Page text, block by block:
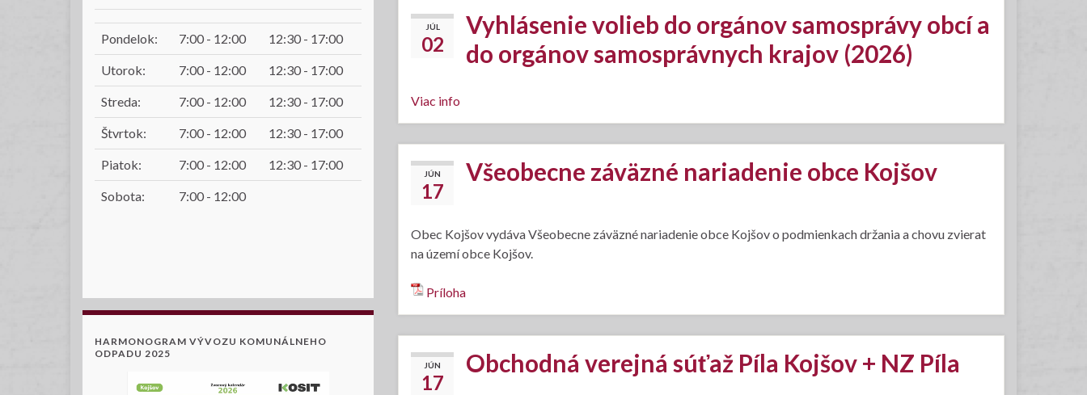
JÚL
02
Vyhlásenie volieb do orgánov samosprávy obcí a
do orgánov samosprávnych krajov (2026)
Viac info
JÚN
17
Všeobecne záväzné nariadenie obce Kojšov
Obec Kojšov vydáva Všeobecne záväzné nariadenie obce Kojšov o podmienkach držania a chovu zvierat
na území obce Kojšov.
Príloha
JÚN
17
Obchodná verejná súťaž Píla Kojšov + NZ Píla
Pondelok: 7:00 - 12:00 12:30 - 17:00
Utorok: 7:00 - 12:00 12:30 - 17:00
Streda: 7:00 - 12:00 12:30 - 17:00
Štvrtok: 7:00 - 12:00 12:30 - 17:00
Piatok: 7:00 - 12:00 12:30 - 17:00
Sobota: 7:00 - 12:00
HARMONOGRAM VÝVOZU KOMUNÁLNEHO
ODPADU 2025